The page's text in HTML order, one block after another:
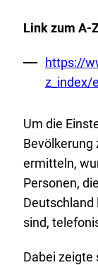
Link zum A-
Externer
Link:
https://
z_index/
Um die
Bevölkerung
ermitteln,
Personen,
Deutschland
sind,
Dabei zeigte